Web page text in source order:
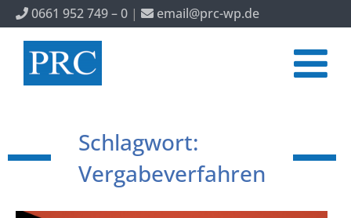
0661 952 749 – 0 | email@prc-wp.de
Schlagwort:
Vergabeverfahren